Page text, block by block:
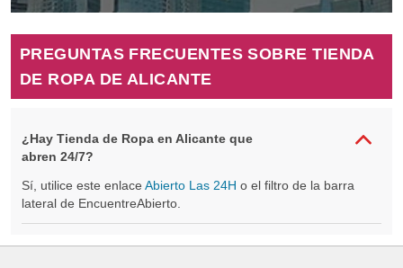
PREGUNTAS FRECUENTES SOBRE TIENDA
DE ROPA DE ALICANTE
¿Hay Tienda de Ropa en Alicante que
abren 24/7?
Sí, utilice este enlace Abierto Las 24H o el filtro de la barra
lateral de EncuentreAbierto.